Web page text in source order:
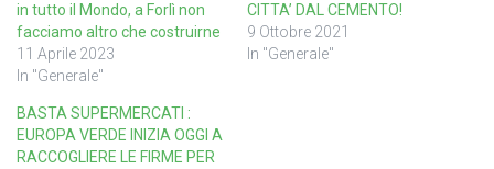
in tutto il Mondo, a Forlì non
facciamo altro che costruirne
11 Aprile 2023
In "Generale"
CITTA’ DAL CEMENTO!
9 Ottobre 2021
In "Generale"
BASTA SUPERMERCATI :
EUROPA VERDE INIZIA OGGI A
RACCOGLIERE LE FIRME PER